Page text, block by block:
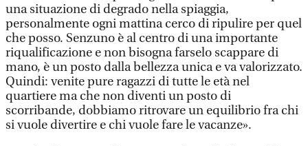
una situazione di degrado nella spiaggia,
personalmente ogni mattina cerco di ripulire per quel
che posso. Senzuno è al centro di una importante
riqualificazione e non bisogna farselo scappare di
mano, è un posto dalla bellezza unica e va valorizzato.
Quindi: venite pure ragazzi di tutte le età nel
quartiere ma che non diventi un posto di
scorribande, dobbiamo ritrovare un equilibrio fra chi
si vuole divertire e chi vuole fare le vacanze».